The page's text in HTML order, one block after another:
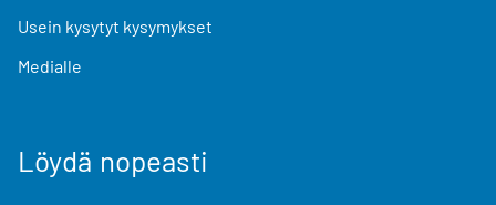
Usein kysytyt kysymykset
Medialle
Löydä nopeasti